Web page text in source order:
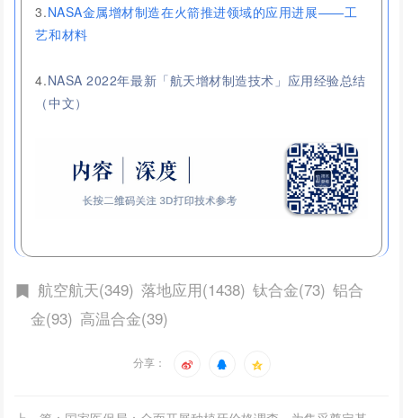
3.NASA金属增材制造在火箭推进领域的应用进展——工
艺和材料
4.NASA 2022年最新「航天增材制造技术」应用经验总结
（中文）
航空航天(349) 落地应用(1438) 钛合金(73) 铝合
金(93) 高温合金(39)
分享：